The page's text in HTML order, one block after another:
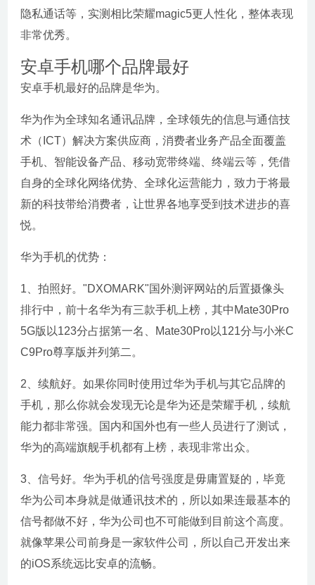
隐私通话等，实测相比荣耀magic5更人性化，整体表现
非常优秀。
安卓手机哪个品牌最好
安卓手机最好的品牌是华为。
华为作为全球知名通讯品牌，全球领先的信息与通信技
术（ICT）解决方案供应商，消费者业务产品全面覆盖
手机、智能设备产品、移动宽带终端、终端云等，凭借
自身的全球化网络优势、全球化运营能力，致力于将最
新的科技带给消费者，让世界各地享受到技术进步的喜
悦。
华为手机的优势：
1、拍照好。"DXOMARK"国外测评网站的后置摄像头
排行中，前十名华为有三款手机上榜，其中Mate30Pro
5G版以123分占据第一名、Mate30Pro以121分与小米C
C9Pro尊享版并列第二。
2、续航好。如果你同时使用过华为手机与其它品牌的
手机，那么你就会发现无论是华为还是荣耀手机，续航
能力都非常强。国内和国外也有一些人员进行了测试，
华为的高端旗舰手机都有上榜，表现非常出众。
3、信号好。华为手机的信号强度是毋庸置疑的，毕竟
华为公司本身就是做通讯技术的，所以如果连最基本的
信号都做不好，华为公司也不可能做到目前这个高度。
就像苹果公司前身是一家软件公司，所以自己开发出来
的iOS系统远比安卓的流畅。